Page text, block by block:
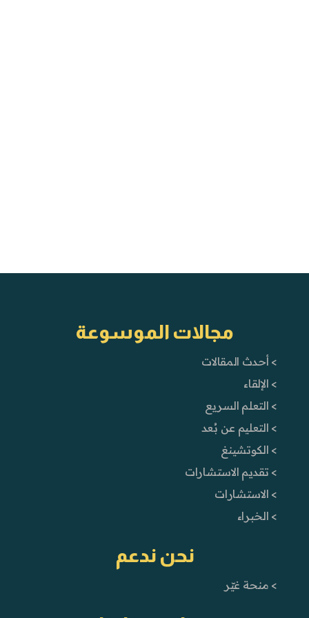
مجالات الموسوعة
> أحدث المقالات
> الإلقاء
> التعلم السريع
> التعليم عن بُعد
> الكوتشينغ
> تقديم الاستشارات
> الاستشارات
> الخبراء
نحن ندعم
> منحة غيّر